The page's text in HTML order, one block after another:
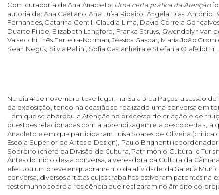
Com curadoria de Ana Anacleto, Uma certa prática da Atenção
autoria de: Ana Caetano, Ana Luísa Ribeiro, Ângela Dias, António
Fernandes, Catarina Gentil, Claudia Lima, David Correia
Duarte Filipe, Elizabeth Langford, Franka Struys, Gwendolyn van
Valsecchi, Inês Ferreira-Norman, Jéssica Gaspar, Maria João
Sean Negus, Silvia Pallini, Sofia Castanheira e Stefanía Ólafsdóttir.
No dia 4 de novembro teve lugar, na Sala 3 da Paços, a sessão
da exposição, tendo na ocasião se realizado uma conversa em
- em que se abordou a Atenção no processo de criação e de
questões relacionadas com a aprendizagem e a descoberta -, a
Anacleto e em que participaram Luísa Soares de Oliveira (critica
Escola Superior de Artes e Design), Paulo Brighenti (coordenador
Sobreiro (chefe da Divisão de Cultura, Património Cultural e
Antes do início dessa conversa, a vereadora da Cultura da
efetuou um breve enquadramento da atividade da Galeria
conversa, diversos artistas cujos trabalhos estiveram patentes na
testemunho sobre a residência que realizaram no âmbito do